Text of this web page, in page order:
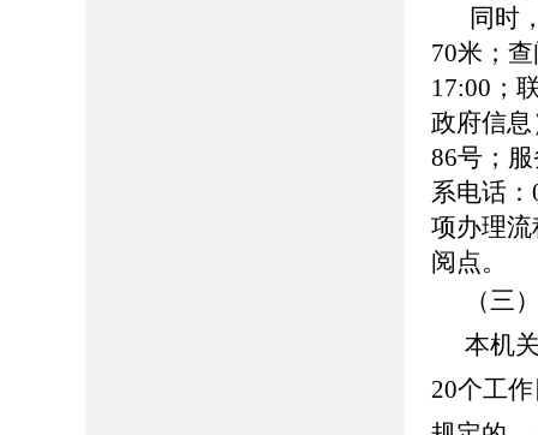
同时
70米；
17:00；
政府信
86号；
系电话
项办理
阅点。
（三
本机
20个工